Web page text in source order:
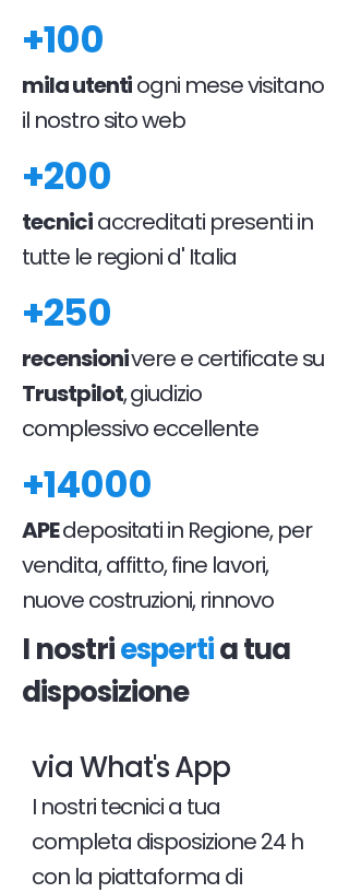
+100
mila utentiogni mese visitano
il nostro sito web
+200
tecniciaccreditati presenti in
tutte le regioni d' Italia
+250
recensionivere e certificate su
Trustpilot, giudizio
complessivo eccellente
+14000
APEdepositati in Regione, per
vendita, affitto, fine lavori,
nuove costruzioni, rinnovo
I nostriespertia tua
disposizione
via What's App
I nostri tecnici a tua
completa disposizione 24 h
con la piattaforma di